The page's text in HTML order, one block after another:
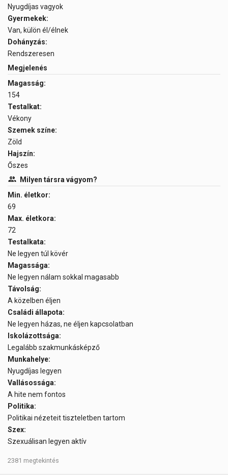
Nyugdíjas vagyok
Gyermekek:
Van, külön él/élnek
Dohányzás:
Rendszeresen
Megjelenés
Magasság:
154
Testalkat:
Vékony
Szemek színe:
Zöld
Hajszín:
Őszes
Milyen társra vágyom?
Min. életkor:
69
Max. életkora:
72
Testalkata:
Ne legyen túl kövér
Magassága:
Ne legyen nálam sokkal magasabb
Távolság:
A közelben éljen
Családi állapota:
Ne legyen házas, ne éljen kapcsolatban
Iskolázottsága:
Legalább szakmunkásképző
Munkahelye:
Nyugdíjas legyen
Vallásossága:
A hite nem fontos
Politika:
Politikai nézeteit tiszteletben tartom
Szex:
Szexuálisan legyen aktív
2381 megtekintés